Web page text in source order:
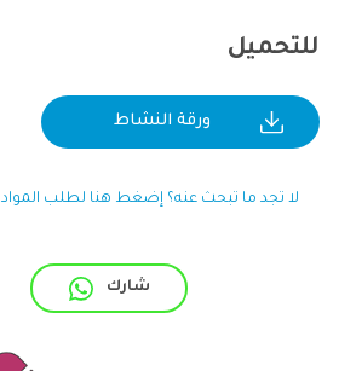
للتحميل
ورقة النشاط
لا تجد ما تبحث عنه؟ إضغط هنا لطلب المواد
شارك